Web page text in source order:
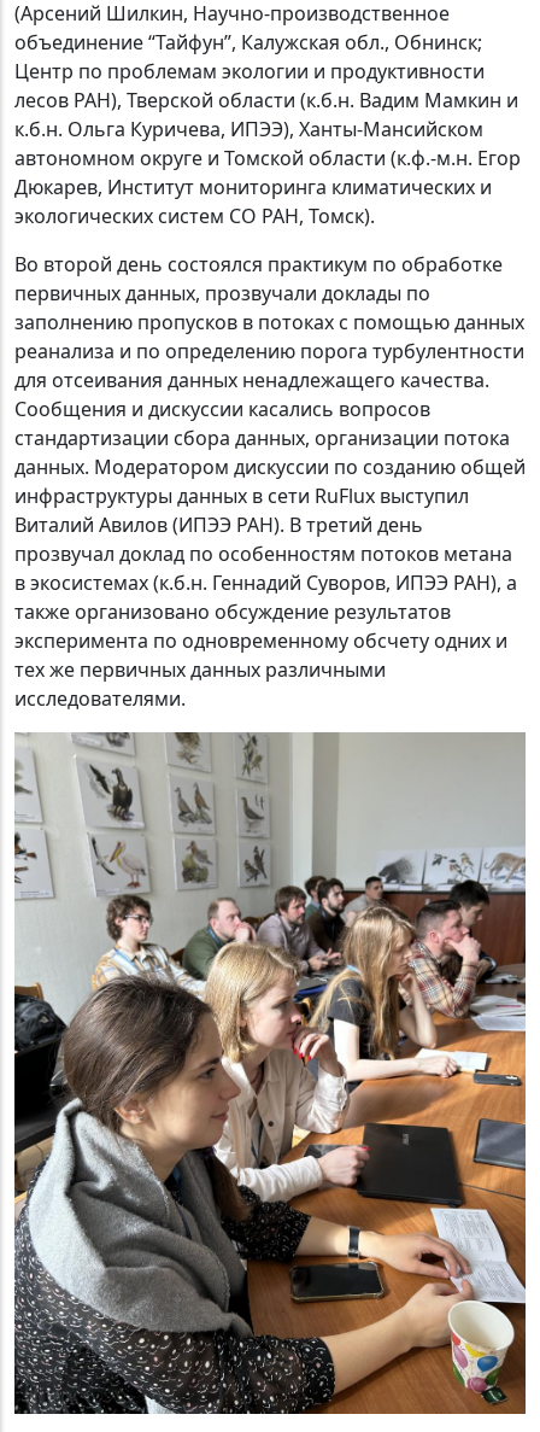
(Арсений Шилкин, Научно-производственное
объединение “Тайфун”, Калужская обл., Обнинск;
Центр по проблемам экологии и продуктивности
лесов РАН), Тверской области (к.б.н. Вадим Мамкин и
к.б.н. Ольга Куричева, ИПЭЭ), Ханты-Мансийском
автономном округе и Томской области (к.ф.-м.н. Егор
Дюкарев, Институт мониторинга климатических и
экологических систем СО РАН, Томск).
Во второй день состоялся практикум по обработке
первичных данных, прозвучали доклады по
заполнению пропусков в потоках с помощью данных
реанализа и по определению порога турбулентности
для отсеивания данных ненадлежащего качества.
Сообщения и дискуссии касались вопросов
стандартизации сбора данных, организации потока
данных. Модератором дискуссии по созданию общей
инфраструктуры данных в сети RuFlux выступил
Виталий Авилов (ИПЭЭ РАН). В третий день
прозвучал доклад по особенностям потоков метана
в экосистемах (к.б.н. Геннадий Суворов, ИПЭЭ РАН), а
также организовано обсуждение результатов
эксперимента по одновременному обсчету одних и
тех же первичных данных различными
исследователями.